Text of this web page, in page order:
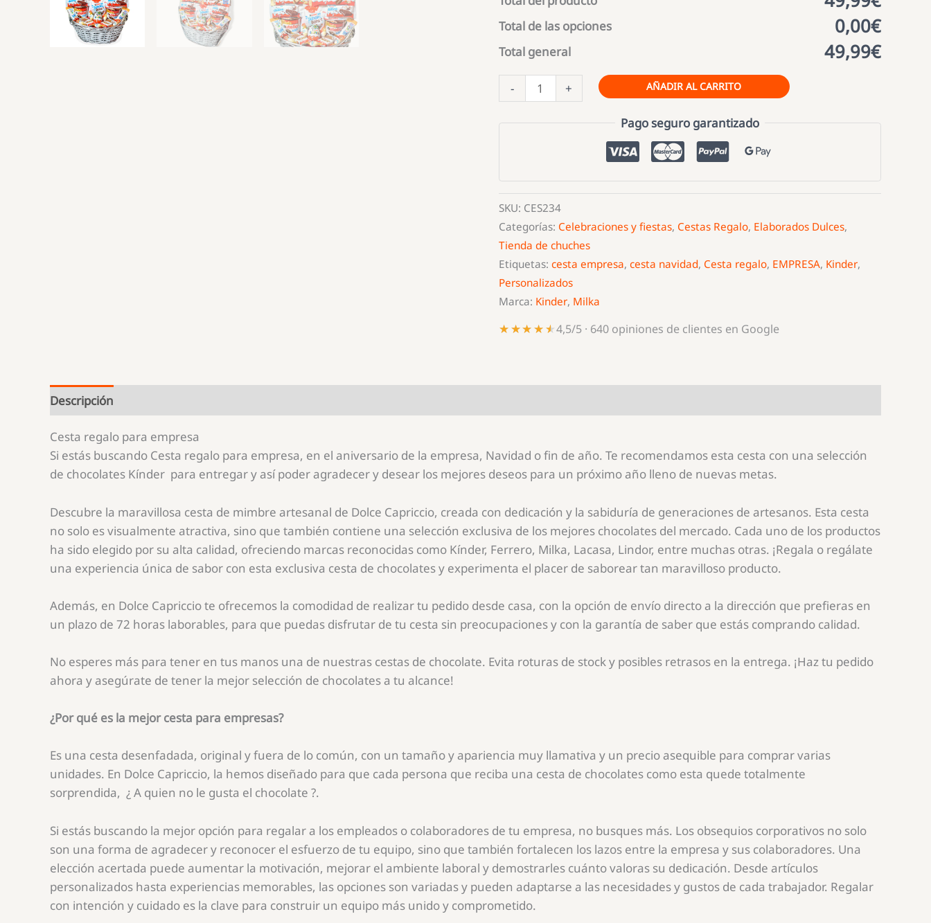
Total de las opciones 0,00€
Total general 49,99€
-
regalo
para
+ AÑADIR AL CARRITO
Pago seguro garantizado
SKU: CES234
Categorías: Celebraciones y fiestas, Cestas Regalo, Elaborados Dulces,
Tienda de chuches
Etiquetas: cesta empresa, cesta navidad, Cesta regalo, EMPRESA, Kinder,
Personalizados
Marca: Kinder, Milka
★★★★★
★★★★★4,5/5 · 640 opiniones de clientes en Google
Descripción
Cesta regalo para empresa
Si estás buscando Cesta regalo para empresa, en el aniversario de la empresa, Navidad o fin de año. Te recomendamos esta cesta con una selección
de chocolates Kínder para entregar y así poder agradecer y desear los mejores deseos para un próximo año lleno de nuevas metas.
Descubre la maravillosa cesta de mimbre artesanal de Dolce Capriccio, creada con dedicación y la sabiduría de generaciones de artesanos. Esta cesta
no solo es visualmente atractiva, sino que también contiene una selección exclusiva de los mejores chocolates del mercado. Cada uno de los productos
ha sido elegido por su alta calidad, ofreciendo marcas reconocidas como Kínder, Ferrero, Milka, Lacasa, Lindor, entre muchas otras. ¡Regala o regálate
una experiencia única de sabor con esta exclusiva cesta de chocolates y experimenta el placer de saborear tan maravilloso producto.
Además, en Dolce Capriccio te ofrecemos la comodidad de realizar tu pedido desde casa, con la opción de envío directo a la dirección que prefieras en
un plazo de 72 horas laborables, para que puedas disfrutar de tu cesta sin preocupaciones y con la garantía de saber que estás comprando calidad.
No esperes más para tener en tus manos una de nuestras cestas de chocolate. Evita roturas de stock y posibles retrasos en la entrega. ¡Haz tu pedido
ahora y asegúrate de tener la mejor selección de chocolates a tu alcance!
¿Por qué es la mejor cesta para empresas?
Es una cesta desenfadada, original y fuera de lo común, con un tamaño y apariencia muy llamativa y un precio asequible para comprar varias
unidades. En Dolce Capriccio, la hemos diseñado para que cada persona que reciba una cesta de chocolates como esta quede totalmente
sorprendida, ¿ A quien no le gusta el chocolate ?.
Si estás buscando la mejor opción para regalar a los empleados o colaboradores de tu empresa, no busques más. Los obsequios corporativos no solo
son una forma de agradecer y reconocer el esfuerzo de tu equipo, sino que también fortalecen los lazos entre la empresa y sus colaboradores. Una
elección acertada puede aumentar la motivación, mejorar el ambiente laboral y demostrarles cuánto valoras su dedicación. Desde artículos
personalizados hasta experiencias memorables, las opciones son variadas y pueden adaptarse a las necesidades y gustos de cada trabajador. Regalar
con intención y cuidado es la clave para construir un equipo más unido y comprometido.